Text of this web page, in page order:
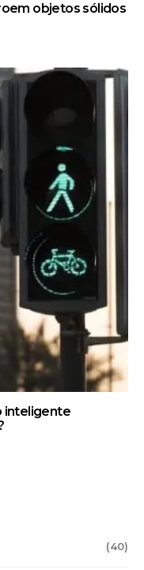
objetos sólidos
inteligente
(40)